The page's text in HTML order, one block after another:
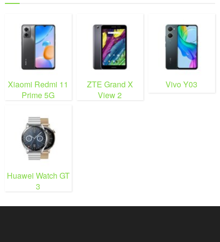
Xiaomi Redmi 11
Prime 5G
ZTE Grand X
View 2
Vivo Y03
Huawei Watch GT
3